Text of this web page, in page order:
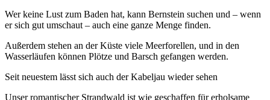
Wer keine Lust zum Baden hat, kann Bernstein suchen und – wenn
er sich gut umschaut – auch eine ganze Menge finden.
Außerdem stehen an der Küste viele Meerforellen, und in den
Wasserläufen können Plötze und Barsch gefangen werden.
Seit neuestem lässt sich auch der Kabeljau wieder sehen
Unser romantischer Strandwald ist wie geschaffen für erholsame